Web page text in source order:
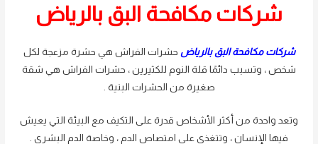
شركات مكافحة البق بالرياض
شركات مكافحة البق بالرياض حشرات الفراش هي حشرة مزعجة لكل
شخص ، وتسبب دائمًا قلة النوم للكثيرين ، حشرات الفراش هي شقة
صغيرة من الحشرات البنية .
وتعد واحدة من أكثر الأشخاص قدرة على التكيف مع البيئة التي يعيش
فيها الإنسان ، وتتغذى على امتصاص الدم ، وخاصة الدم البشري .